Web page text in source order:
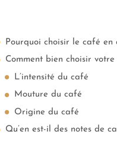
Pourquoi choisir le café en
L’intensité du café
Mouture du café
Origine du café
Qu’en est-il des notes de